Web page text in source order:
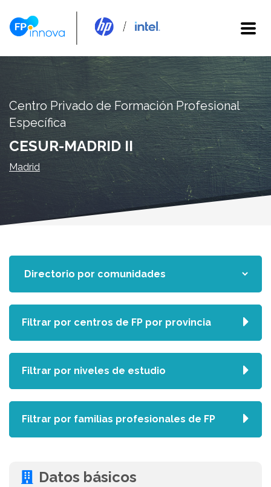
Centro Privado de Formación Profesional
Específica
CESUR-MADRID II
Madrid
Datos básicos
Filtrar por centros de FP por provincia
Filtrar por niveles de estudio
Filtrar por familias profesionales de FP